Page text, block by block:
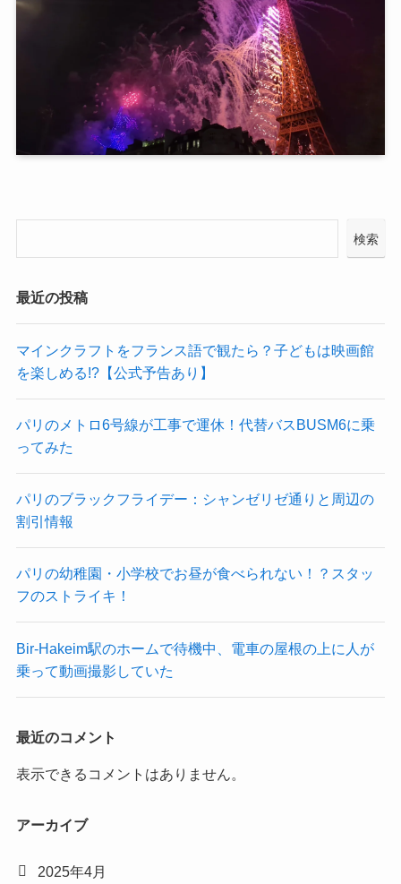
検索
最近の投稿
マインクラフトをフランス語で観たら？子どもは映画館
を楽しめる!?【公式予告あり】
パリのメトロ6号線が工事で運休！代替バスBUSM6に乗
ってみた
パリのブラックフライデー：シャンゼリゼ通りと周辺の
割引情報
パリの幼稚園・小学校でお昼が食べられない！？スタッ
フのストライキ！
Bir-Hakeim駅のホームで待機中、電車の屋根の上に人が
乗って動画撮影していた
最近のコメント
表示できるコメントはありません。
アーカイブ
2025年4月